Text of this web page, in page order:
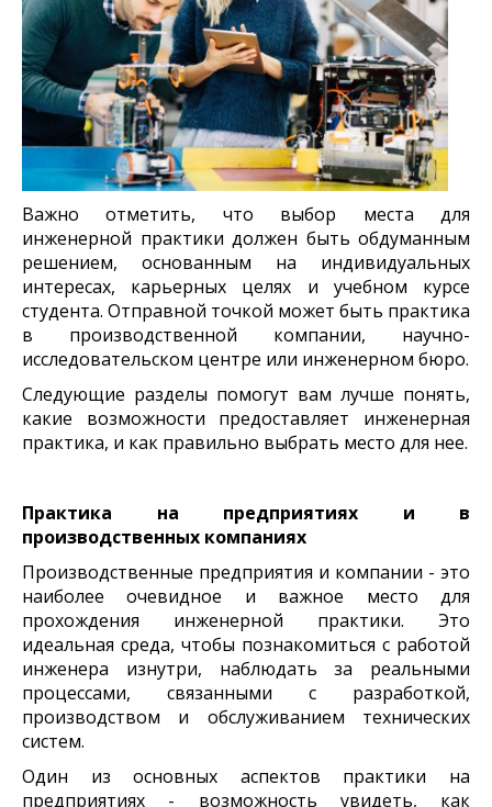
Важно отметить, что выбор места для
инженерной практики должен быть обдуманным
решением, основанным на индивидуальных
интересах, карьерных целях и учебном курсе
студента. Отправной точкой может быть практика
в производственной компании, научно-
исследовательском центре или инженерном бюро.
Следующие разделы помогут вам лучше понять,
какие возможности предоставляет инженерная
практика, и как правильно выбрать место для нее.
Практика на предприятиях и в
производственных компаниях
Производственные предприятия и компании - это
наиболее очевидное и важное место для
прохождения инженерной практики. Это
идеальная среда, чтобы познакомиться с работой
инженера изнутри, наблюдать за реальными
процессами, связанными с разработкой,
производством и обслуживанием технических
систем.
Один из основных аспектов практики на
предприятиях - возможность увидеть, как